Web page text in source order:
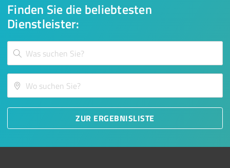
Finden Sie die beliebtesten
Dienstleister:
ZUR ERGEBNISLISTE